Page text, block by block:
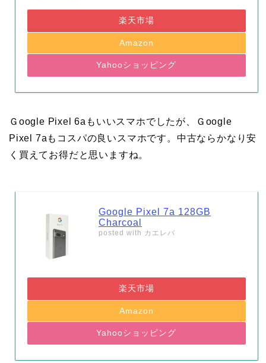
楽天市場
Amazon
Yahooショッピング
Ｇoogle Pixel 6aもいいスマホでしたが、Ｇoogle
Pixel 7aもコスパの良いスマホです。中古ならかなり安
く買えてお得だと思いますね。
Google Pixel 7a 128GB
Charcoal
posted with カエレバ
楽天市場
Amazon
Yahooショッピング